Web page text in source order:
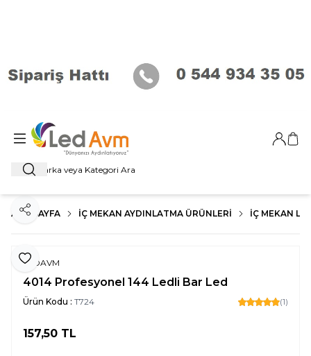
Ara
Giriş
ANA SAYFA İÇ MEKAN AYDINLATMA ÜRÜNLERI İÇ MEKAN
Favoriye Ekle
Paylaş
LEDAVM
4014 Profesyonel 144 Ledli Bar Led
Ürün Kodu : T724 (1)
157,50 TL